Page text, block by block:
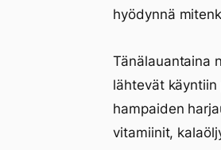
hyödynnä
Tänälauantaina
lähtevät
hampaiden
vitamiinit,